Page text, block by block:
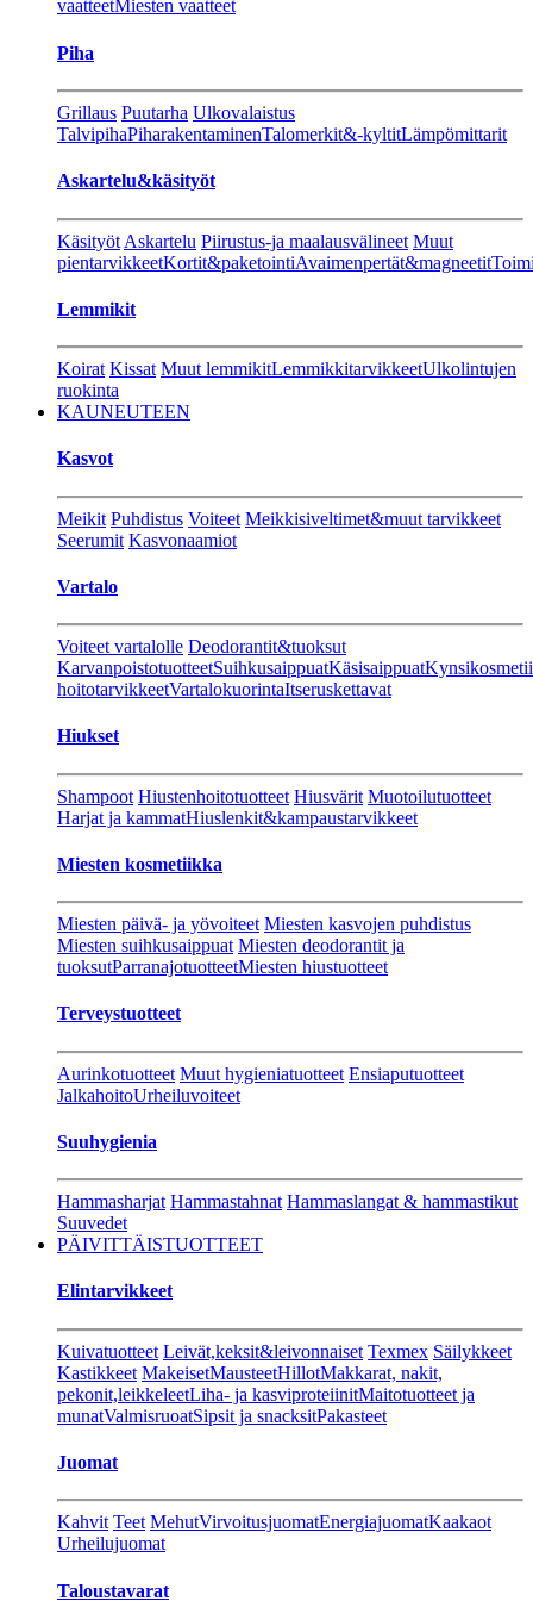
vaatteetMiesten vaatteet
Piha
Grillaus Puutarha Ulkovalaistus
TalvipihaPiharakentaminenTalomerkit&-kyltitLämpömittarit
Askartelu&käsityöt
Käsityöt Askartelu Piirustus-ja maalausvälineet Muut
pientarvikkeetKortit&paketointiAvaimenpertät&magneetit
Lemmikit
Koirat Kissat Muut lemmikitLemmikkitarvikkeetUlkolintujen
ruokinta
KAUNEUTEEN
Kasvot
Meikit Puhdistus Voiteet Meikkisiveltimet&muut tarvikkeet
Seerumit Kasvonaamiot
Vartalo
Voiteet vartalolle Deodorantit&tuoksut
KarvanpoistotuotteetSuihkusaippuatKäsisaippuat
hoitotarvikkeetVartalokuorintaItseruskettavat
Hiukset
Shampoot Hiustenhoitotuotteet Hiusvärit Muotoilutuotteet
Harjat ja kammatHiuslenkit&kampaustarvikkeet
Miesten kosmetiikka
Miesten päivä- ja yövoiteet Miesten kasvojen puhdistus
Miesten suihkusaippuat Miesten deodorantit ja
tuoksutParranajotuotteetMiesten hiustuotteet
Terveystuotteet
Aurinkotuotteet Muut hygieniatuotteet Ensiaputuotteet
JalkahoitoUrheiluvoiteet
Suuhygienia
Hammasharjat Hammastahnat Hammaslangat & hammastikut
Suuvedet
PÄIVITTÄISTUOTTEET
Elintarvikkeet
Kuivatuotteet Leivät,keksit&leivonnaiset Texmex Säilykkeet
Kastikkeet MakeisetMausteetHillotMakkarat, nakit,
pekonit,leikkeleetLiha- ja kasviproteiinitMaitotuotteet ja
munatValmisruoatSipsit ja snacksitPakasteet
Juomat
Kahvit Teet MehutVirvoitusjuomatEnergiajuomatKaakaot
Urheilujuomat
Taloustavarat